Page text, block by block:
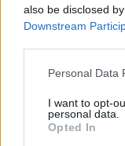
also be disclosed
Downstream
Personal Data
I want to opt-
personal data.
Opted In
Sustainable World
konferencia a zöld
aktualitásokkal, a
foglalkozik, de
díjátadónak is.